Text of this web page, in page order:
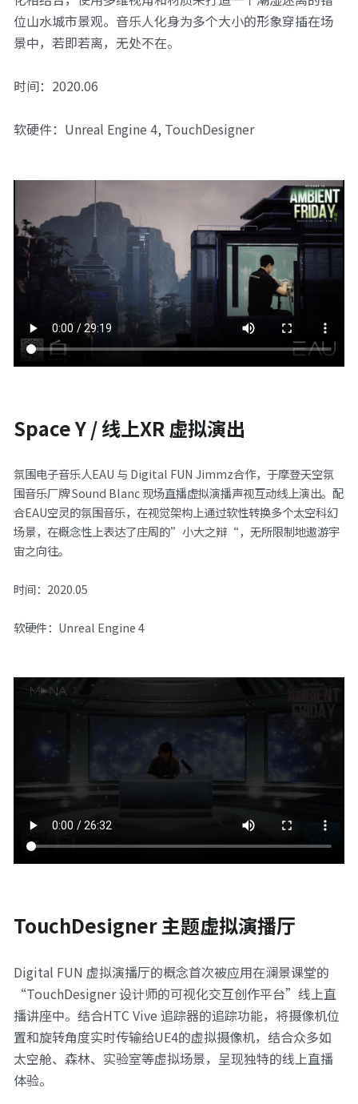
位山水城市景观。音乐人化身为多个大小的形象穿插在场
景中，若即若离，无处不在。
时间：2020.06
软硬件：Unreal Engine 4, TouchDesigner
Space Y / 线上XR 虚拟演出
氛围电子音乐人EAU 与 Digital FUN Jimmz合作，于摩登天空氛
围音乐厂牌 Sound Blanc 现场直播虚拟演播声视互动线上演出。配
合EAU空灵的氛围音乐，在视觉架构上通过软性转换多个太空科幻
场景，在概念性上表达了庄周的”小大之辩“，无所限制地遨游宇
宙之向往。
时间：2020.05
软硬件：Unreal Engine 4
TouchDesigner 主题虚拟演播厅
Digital FUN 虚拟演播厅的概念首次被应用在澜景课堂的
“TouchDesigner 设计师的可视化交互创作平台”线上直
播讲座中。结合HTC Vive 追踪器的追踪功能，将摄像机位
置和旋转角度实时传输给UE4的虚拟摄像机，结合众多如
太空舱、森林、实验室等虚拟场景，呈现独特的线上直播
体验。